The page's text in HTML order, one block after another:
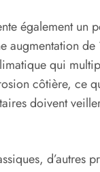
également
augmentation
qui
côtière, ce
doivent
d’autres